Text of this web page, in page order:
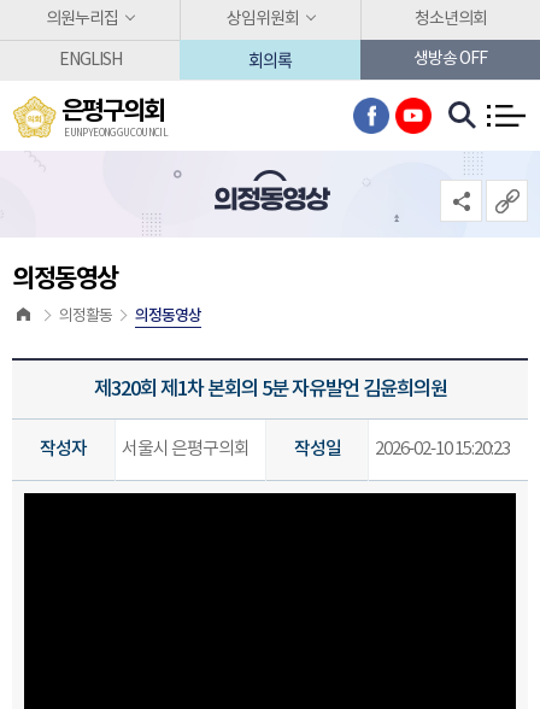
본문바로가기
의원누리집 상임위원회 청소년의회
ENGLISH 회의록 생방송 OFF
은평구의회
EUNPYEONG GU COUNCIL
의정동영상
의정동영상
의정활동 의정동영상
제320회 제1차 본회의 5분 자유발언 김윤희의원
작성자 서울시 은평구의회 작성일 2026-02-10 15:20:23